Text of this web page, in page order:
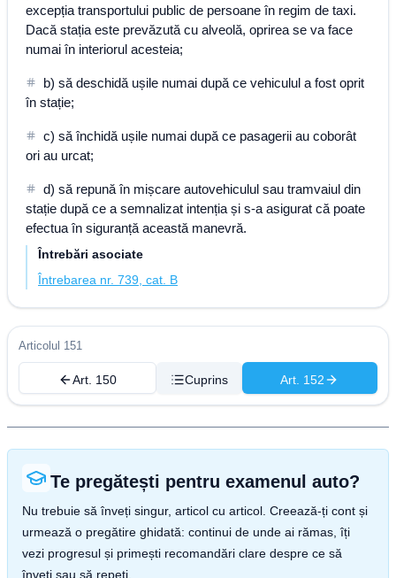
excepția transportului public de persoane în regim de taxi.
Dacă stația este prevăzută cu alveolă, oprirea se va face
numai în interiorul acesteia;
b) să deschidă ușile numai după ce vehiculul a fost oprit
în stație;
c) să închidă ușile numai după ce pasagerii au coborât
ori au urcat;
d) să repună în mișcare autovehiculul sau tramvaiul din
stație după ce a semnalizat intenția și s-a asigurat că poate
efectua în siguranță această manevră.
Întrebări asociate
Întrebarea nr. 739, cat. B
Articolul 151
Art. 150 Cuprins Art. 152
Te pregătești pentru examenul auto?
Nu trebuie să înveți singur, articol cu articol. Creează-ți cont și
urmează o pregătire ghidată: continui de unde ai rămas, îți
vezi progresul și primești recomandări clare despre ce să
înveți sau să repeți.